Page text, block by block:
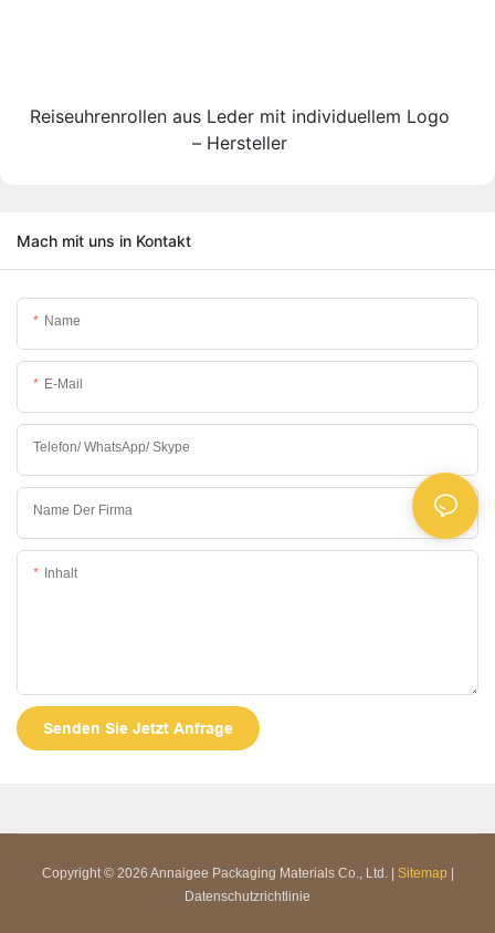
Reiseuhrenrollen aus Leder mit individuellem Logo
– Hersteller
Mach mit uns in Kontakt
Name
E-Mail
Telefon/ WhatsApp/ Skype
Name Der Firma
Inhalt
Senden Sie Jetzt Anfrage
Copyright © 2026 Annaigee Packaging Materials Co., Ltd. | Sitemap
Datenschutzrichtlinie